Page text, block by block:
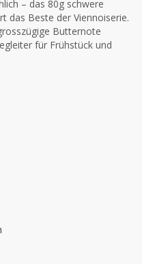
– das 80g schwere
das Beste der Viennoiserie.
Butternote
für Frühstück und